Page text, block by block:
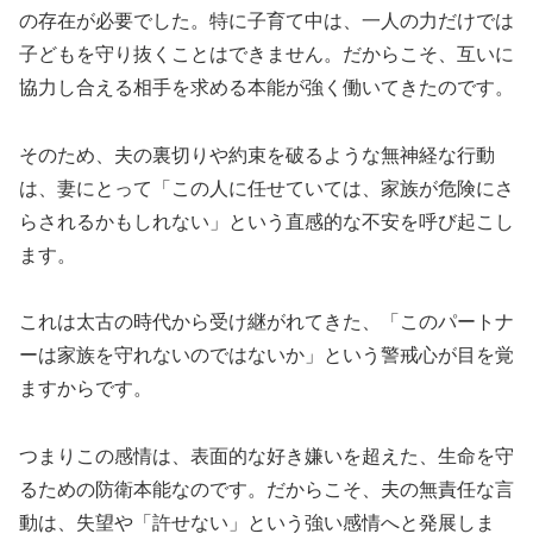
の存在が必要でした。特に子育て中は、一人の力だけでは
子どもを守り抜くことはできません。だからこそ、互いに
協力し合える相手を求める本能が強く働いてきたのです。
そのため、夫の裏切りや約束を破るような無神経な行動
は、妻にとって「この人に任せていては、家族が危険にさ
らされるかもしれない」という直感的な不安を呼び起こし
ます。
これは太古の時代から受け継がれてきた、「このパートナ
ーは家族を守れないのではないか」という警戒心が目を覚
ますからです。
つまりこの感情は、表面的な好き嫌いを超えた、生命を守
るための防衛本能なのです。だからこそ、夫の無責任な言
動は、失望や「許せない」という強い感情へと発展しま